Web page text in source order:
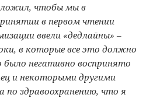
чтобы мы в
в первом чтении
ввели «дедлайны» –
в которые все это должно
негативно воспринято
и некоторыми другими
здравоохранению, что я